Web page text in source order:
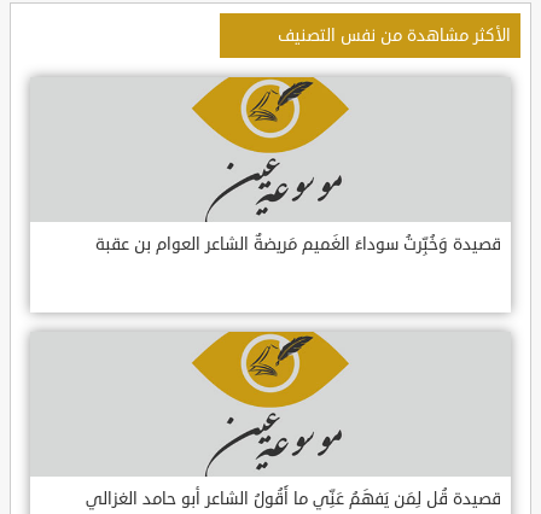
الأكثر مشاهدة من نفس التصنيف
قصيدة وَخُبِّرتُ سوداءَ الغَميم مَريضةٌ الشاعر العوام بن عقبة
قصيدة قُل لِمَن يَفهَمُ عَنِّي ما أَقُولُ الشاعر أبو حامد الغزالي